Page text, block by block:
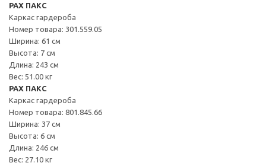
PAX ПАКС
Каркас гардероба
Номер товара: 301.559.05
Ширина: 61 см
Высота: 7 см
Длина: 243 см
Вес: 51.00 кг
PAX ПАКС
Каркас гардероба
Номер товара: 801.845.66
Ширина: 37 см
Высота: 6 см
Длина: 246 см
Вес: 27.10 кг